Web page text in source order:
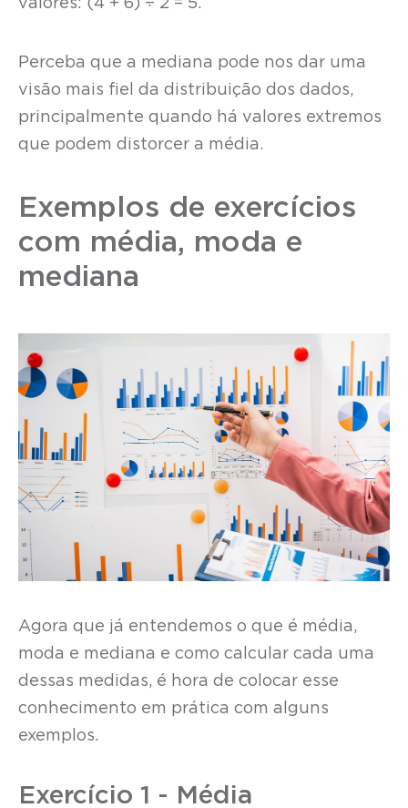
valores: (4 + 6) ÷ 2 = 5.
Perceba que a mediana pode nos dar uma
visão mais fiel da distribuição dos dados,
principalmente quando há valores extremos
que podem distorcer a média.
Exemplos de exercícios
com média, moda e
mediana
Agora que já entendemos o que é média,
moda e mediana e como calcular cada uma
dessas medidas, é hora de colocar esse
conhecimento em prática com alguns
exemplos.
Exercício 1 - Média